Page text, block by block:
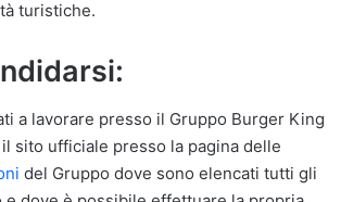
turistiche.
a lavorare presso il Gruppo Burger King
sito ufficiale presso la pagina delle
del Gruppo dove sono elencati tutti gli